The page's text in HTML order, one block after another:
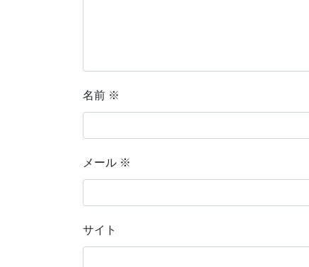
名前 ※
メール ※
サイト